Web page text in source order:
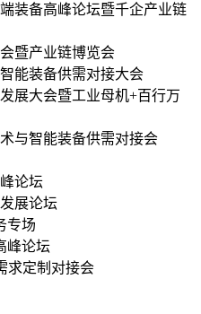
装备高峰论坛暨千企产业链
暨产业链博览会
能装备供需对接大会
展大会暨工业母机+百行万
与智能装备供需对接会
论坛
展论坛
专场
峰论坛
求定制对接会